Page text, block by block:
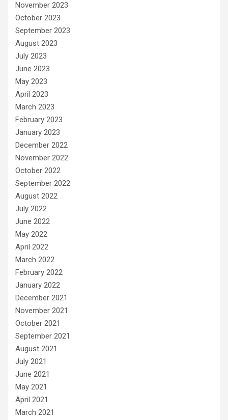
November 2023
October 2023
September 2023
August 2023
July 2023
June 2023
May 2023
April 2023
March 2023
February 2023
January 2023
December 2022
November 2022
October 2022
September 2022
August 2022
July 2022
June 2022
May 2022
April 2022
March 2022
February 2022
January 2022
December 2021
November 2021
October 2021
September 2021
August 2021
July 2021
June 2021
May 2021
April 2021
March 2021